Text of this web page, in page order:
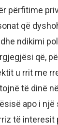
përfitime
që
ndikimi
që,
u rrit me
të dinë
apo i
të interesit